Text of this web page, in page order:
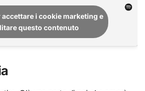
accettare i cookie marketing e
questo contenuto